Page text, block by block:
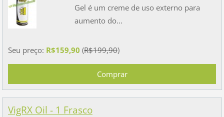
Gel é um creme de uso externo para
aumento do...
Seu preço: R$159,90 (R$199,90)
VigRX Oil - 1 Frasco